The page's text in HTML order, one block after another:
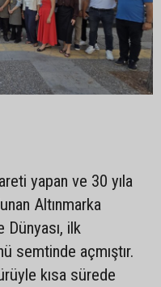
yapan ve 30 yıla
Altınmarka
Dünyası, ilk
semtinde açmıştır.
kısa sürede